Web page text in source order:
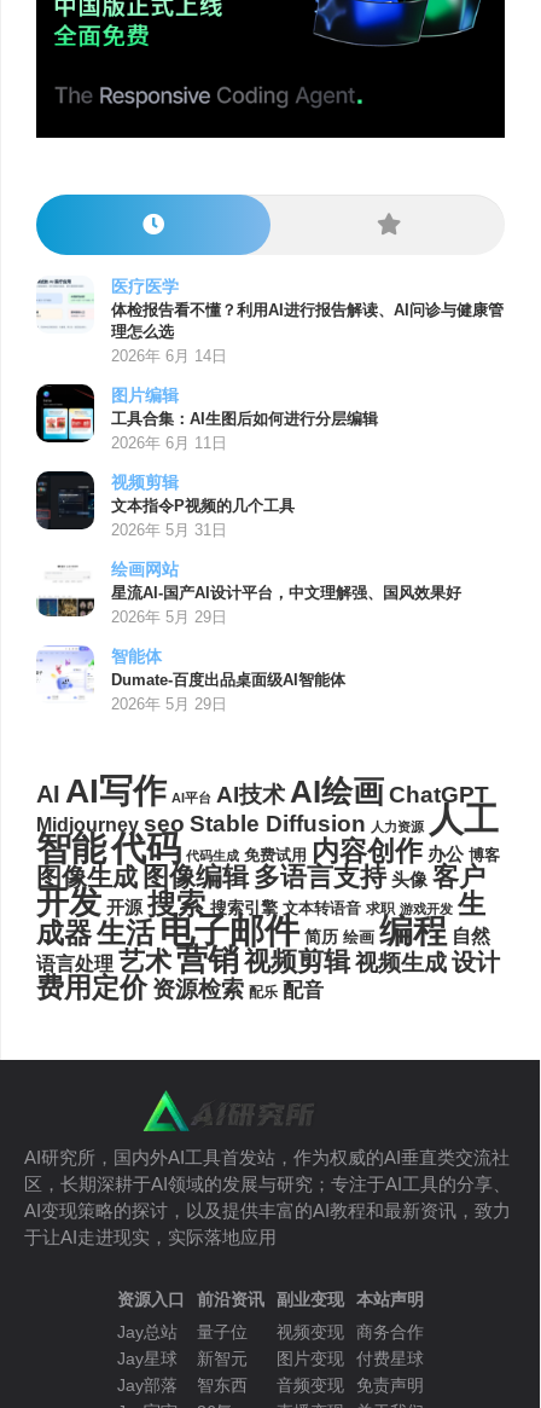
医疗医学
体检报告看不懂？利用AI进行报告解读、AI问诊与健康管
理怎么选
2026年 6月 14日
图片编辑
工具合集：AI生图后如何进行分层编辑
2026年 6月 11日
视频剪辑
文本指令P视频的几个工具
2026年 5月 31日
绘画网站
星流AI-国产AI设计平台，中文理解强、国风效果好
2026年 5月 29日
智能体
Dumate-百度出品桌面级AI智能体
2026年 5月 29日
AI AI写作 AI平台 AI技术AI绘画ChatGPT
Midjourney seo Stable Diffusion 人力资源 人工
智能代码 代码生成 免费试用 内容创作 办公 博客
图像生成 图像编辑 多语言支持 头像 客户
开发 开源 搜索 搜索引擎 文本转语音 求职 游戏开发 生
成器生活电子邮件 简历 绘画 编程 自然
语言处理 艺术营销视频剪辑视频生成设计
费用定价 资源检索 配乐 配音
AI研究所，国内外AI工具首发站，作为权威的AI垂直类交流社
区，长期深耕于AI领域的发展与研究；专注于AI工具的分享、
AI变现策略的探讨，以及提供丰富的AI教程和最新资讯，致力
于让AI走进现实，实际落地应用
资源入口
Jay总站
Jay星球
Jay部落
前沿资讯
量子位
新智元
智东西
副业变现
视频变现
图片变现
音频变现
本站声明
商务合作
付费星球
免责声明